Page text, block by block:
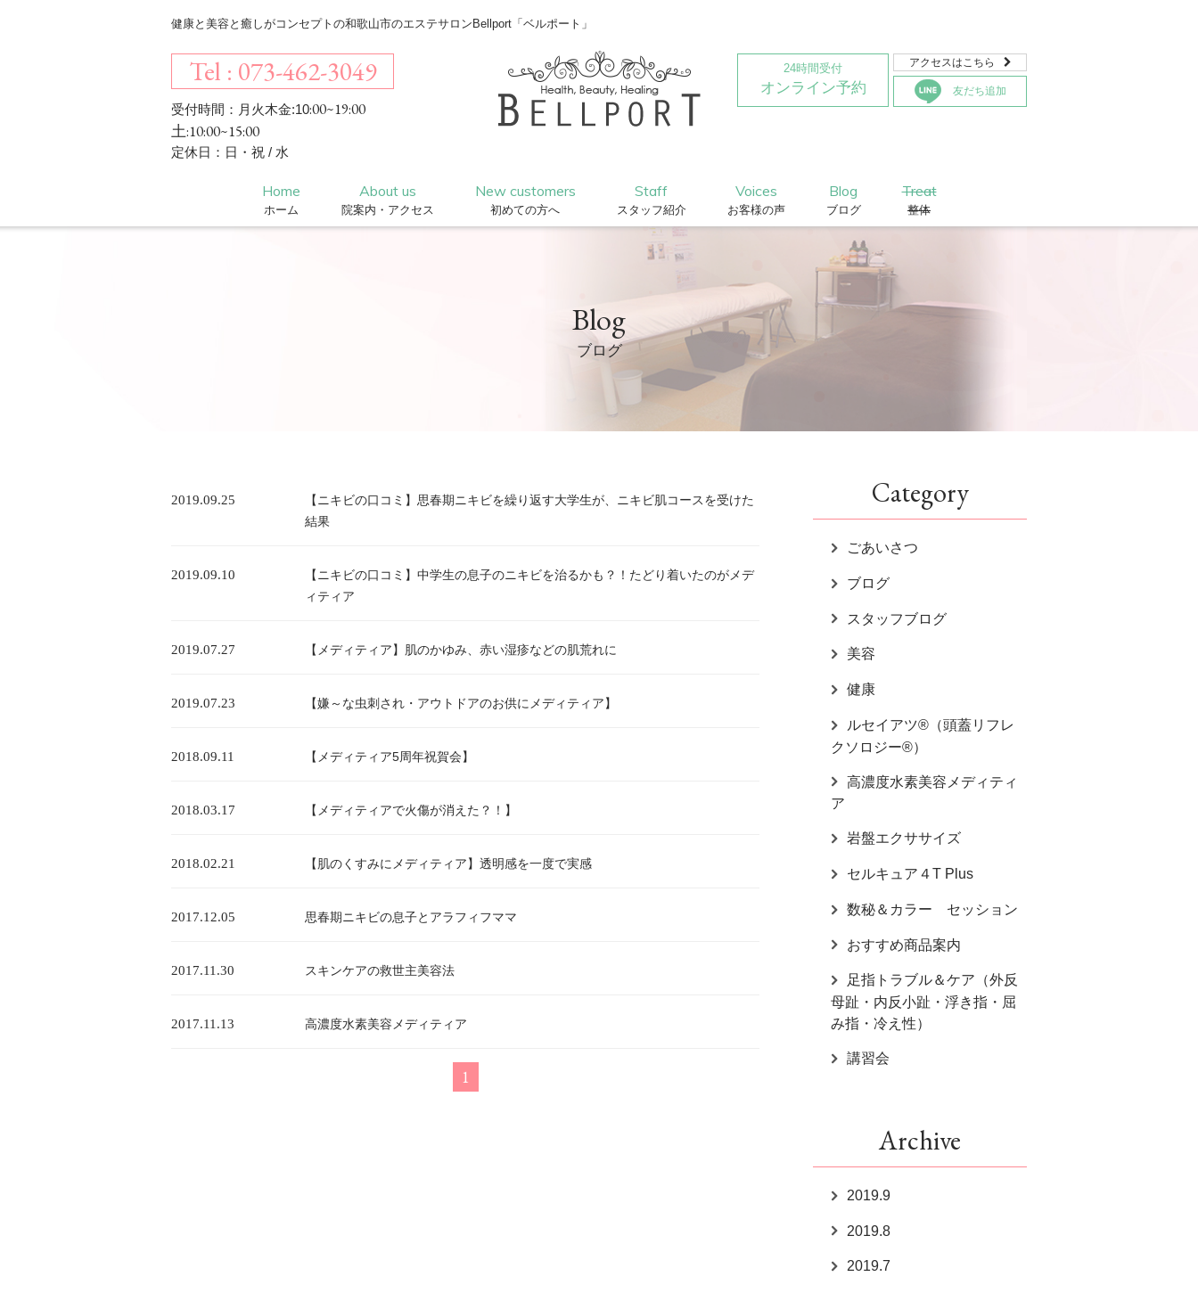
健康と美容と癒しがコンセプトの和歌山市のエステサロンBellport「ベルポート」
Tel : 073-462-3049
受付時間：月火木金:10:00~19:00
土:10:00~15:00
定休日：日・祝 / 水
24時間受付
オンライン予約
アクセスはこちら 
友だち追加
Home
ホーム
About us
院案内・アクセス
New customers
初めての方へ
Staff
スタッフ紹介
Voices
お客様の声
Blog
ブログ
Treat
整体
Blog
ブログ
2019.09.25
【ニキビの口コミ】思春期ニキビを繰り返す大学生が、ニキビ肌コースを受けた
結果
2019.09.10
【ニキビの口コミ】中学生の息子のニキビを治るかも？！たどり着いたのがメデ
ィティア
2019.07.27 【メディティア】肌のかゆみ、赤い湿疹などの肌荒れに
2019.07.23 【嫌～な虫刺され・アウトドアのお供にメディティア】
2018.09.11 【メディティア5周年祝賀会】
2018.03.17 【メディティアで火傷が消えた？！】
2018.02.21 【肌のくすみにメディティア】透明感を一度で実感
2017.12.05 思春期ニキビの息子とアラフィフママ
2017.11.30 スキンケアの救世主美容法
2017.11.13 高濃度水素美容メディティア
1
Category
ごあいさつ
ブログ
スタッフブログ
美容
健康
ルセイアツ®（頭蓋リフレ
クソロジー®）
高濃度水素美容メディティ
ア
岩盤エクササイズ
セルキュア４T Plus
数秘＆カラー セッション
おすすめ商品案内
足指トラブル＆ケア（外反
母趾・内反小趾・浮き指・屈
み指・冷え性）
講習会
Archive
2019.9
2019.8
2019.7